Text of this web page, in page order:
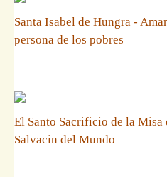
Santa Isabel de Hungra -
persona de los pobres
El Santo Sacrificio de la Misa
Salvacin del Mundo